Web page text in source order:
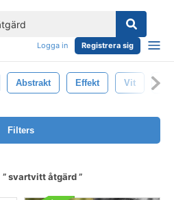
Logga in Registrera sig
Abstrakt Effekt Vit
Filters
svartvitt åtgärd